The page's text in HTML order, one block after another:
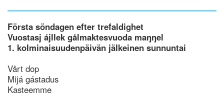
Första söndagen efter trefaldighet
Vuostasj ájllek gålmaktesvuoda maŋŋel
1. kolminaisuudenpäivän jälkeinen sunnuntai
Vårt dop
Mijá gástadus
Kasteemme